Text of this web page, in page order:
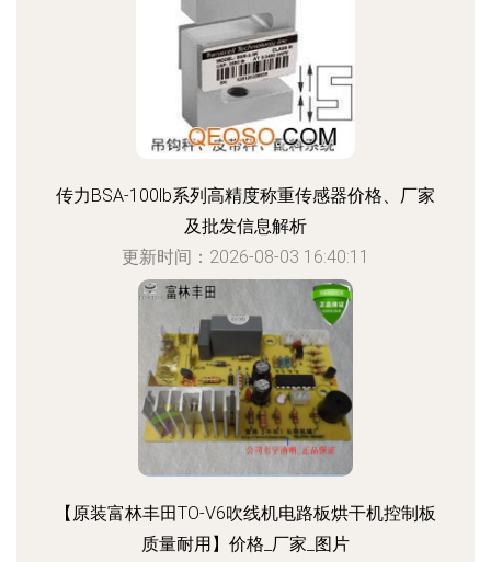
传力BSA-100lb系列高精度称重传感器价格、厂家
及批发信息解析
更新时间：2026-08-03 16:40:11
【原装富林丰田TO-V6吹线机电路板烘干机控制板
质量耐用】价格_厂家_图片